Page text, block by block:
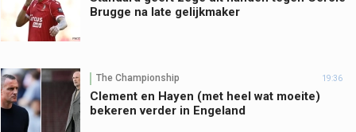
Brugge na late gelijkmaker
The Championship 19:36
Clement en Hayen (met heel wat moeite)
bekeren verder in Engeland